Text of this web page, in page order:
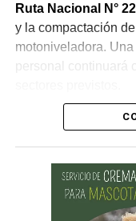
Ruta Nacional N° 22
y la compactación
motoniveladora.
personal continuará